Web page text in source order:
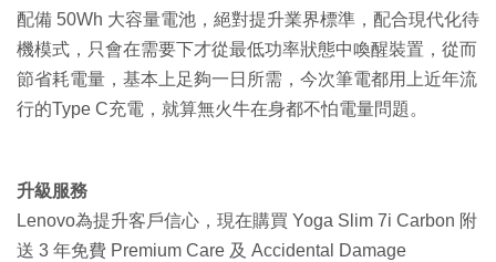
配備 50Wh 大容量電池，絕對提升業界標準，配合現代化待
機模式，只會在需要下才從最低功率狀態中喚醒裝置，從而
節省耗電量，基本上足夠一日所需，今次筆電都用上近年流
行的Type C充電，就算無火牛在身都不怕電量問題。
升級服務
Lenovo為提升客戶信心，現在購買 Yoga Slim 7i Carbon 附
送 3 年免費 Premium Care 及 Accidental Damage